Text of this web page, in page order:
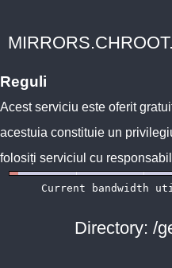
Reguli
Acest serviciu este oferit
acestuia constituie un
folosiți serviciul cu
Directory: /